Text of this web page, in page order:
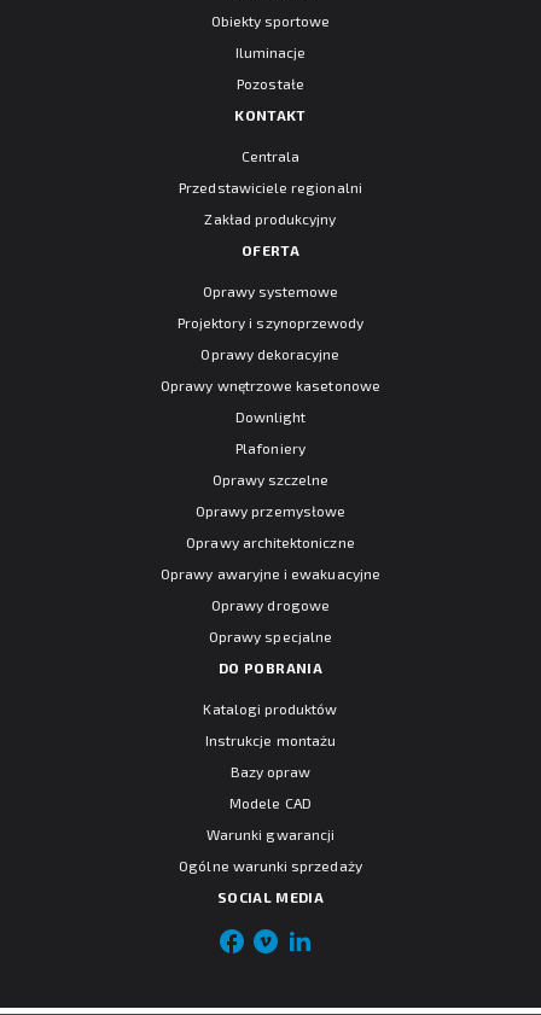
Obiekty sportowe
Iluminacje
Pozostałe
KONTAKT
Centrala
Przedstawiciele regionalni
Zakład produkcyjny
OFERTA
Oprawy systemowe
Projektory i szynoprzewody
Oprawy dekoracyjne
Oprawy wnętrzowe kasetonowe
Downlight
Plafoniery
Oprawy szczelne
Oprawy przemysłowe
Oprawy architektoniczne
Oprawy awaryjne i ewakuacyjne
Oprawy drogowe
Oprawy specjalne
DO POBRANIA
Katalogi produktów
Instrukcje montażu
Bazy opraw
Modele CAD
Warunki gwarancji
Ogólne warunki sprzedaży
SOCIAL MEDIA